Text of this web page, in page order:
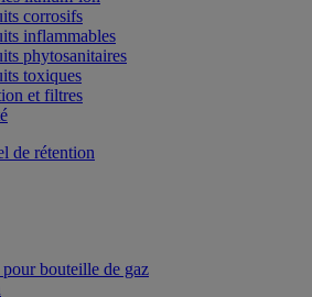
corrosifs
inflammables
phytosanitaires
toxiques
et filtres
de rétention
bouteille de gaz